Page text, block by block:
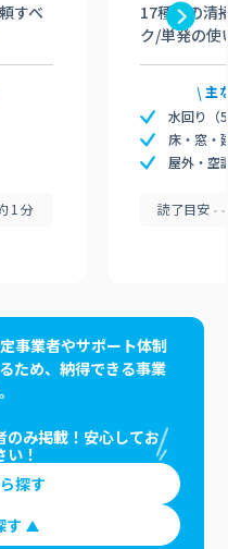
すべ
1分
17種類の清
ク/単発の使
主
水回り（
床・窓・
屋外・空
読了目安
事業者やサポート体制
ため、納得できる事業
み掲載！安心してお
！
探す
す